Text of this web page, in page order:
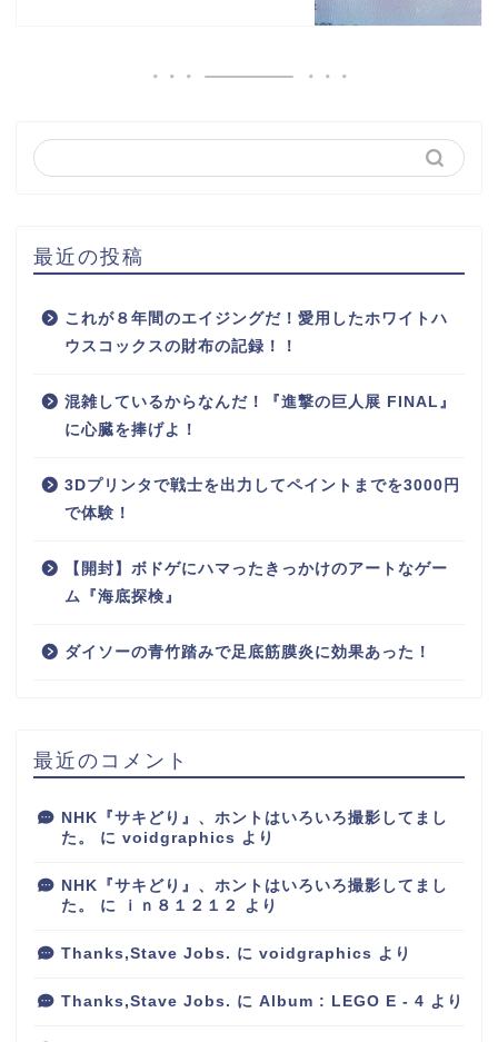
最近の投稿
これが８年間のエイジングだ！愛用したホワイトハ
ウスコックスの財布の記録！！
混雑しているからなんだ！『進撃の巨人展 FINAL』
に心臓を捧げよ！
3Dプリンタで戦士を出力してペイントまでを3000円
で体験！
【開封】ボドゲにハマったきっかけのアートなゲー
ム『海底探検』
ダイソーの青竹踏みで足底筋膜炎に効果あった！
最近のコメント
NHK『サキどり』、ホントはいろいろ撮影してまし
た。
に voidgraphics より
NHK『サキどり』、ホントはいろいろ撮影してまし
た。
に ｉｎ８１２１２ より
Thanks,Stave Jobs. に voidgraphics より
Thanks,Stave Jobs. に Album : LEGO E - 4 より